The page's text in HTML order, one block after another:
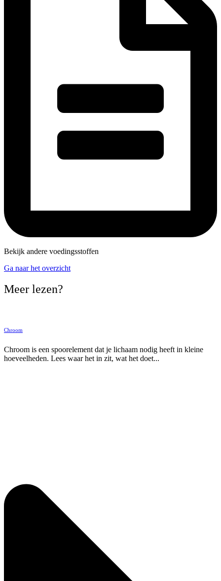
Bekijk andere voedingsstoffen
Ga naar het overzicht
Meer lezen?
Chroom
Chroom is een spoorelement dat je lichaam nodig heeft in kleine
hoeveelheden. Lees waar het in zit, wat het doet...